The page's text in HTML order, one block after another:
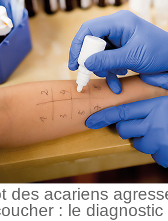
des acariens
: le diagnostic